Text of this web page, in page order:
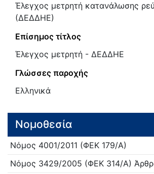
Έλεγχος μετρητή κατανάλωσης
(ΔΕΔΔΗΕ)
Επίσημος τίτλος
Έλεγχος μετρητή - ΔΕΔΔΗΕ
Γλώσσες παροχής
Ελληνικά
Νομοθεσία
Νόμος 4001/2011 (ΦΕΚ 179/Α)
Νόμος 3429/2005 (ΦΕΚ 314/Α)